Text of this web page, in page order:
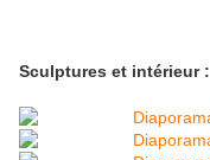
Sculptures et intérieur :